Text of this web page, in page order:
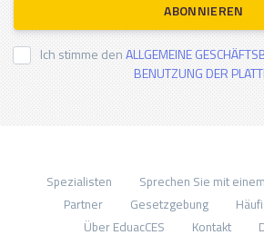
ABONNIEREN
Ich stimme denALLGEMEINE
BENUTZUNG DER
Spezialisten
Sprechen Sie mit
Partner
Gesetzgebung
Über EduacCES
Kontakt